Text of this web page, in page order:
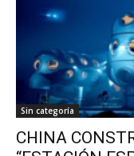
Sin categoría
CHINA